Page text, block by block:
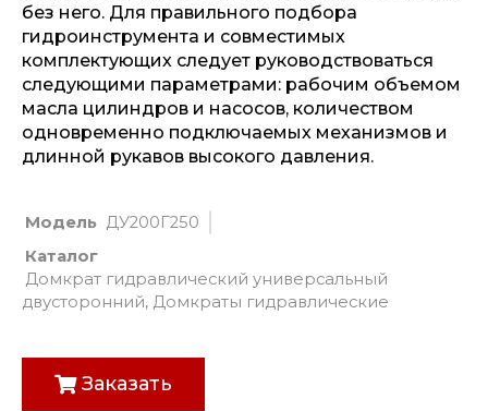
без него. Для правильного подбора
гидроинструмента и совместимых
комплектующих следует руководствоваться
следующими параметрами: рабочим объемом
масла цилиндров и насосов, количеством
одновременно подключаемых механизмов и
длинной рукавов высокого давления.
Модель ДУ200Г250
Каталог
Домкрат гидравлический универсальный
двусторонний, Домкраты гидравлические
Заказать